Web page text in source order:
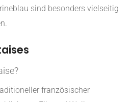
sind besonders vielseitig
französischer